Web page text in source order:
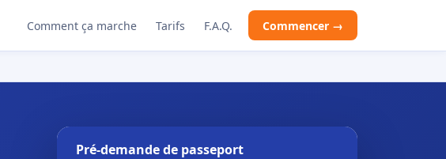
Comment ça marche Tarifs F.A.Q. Commencer →
Pré-demande de passeport